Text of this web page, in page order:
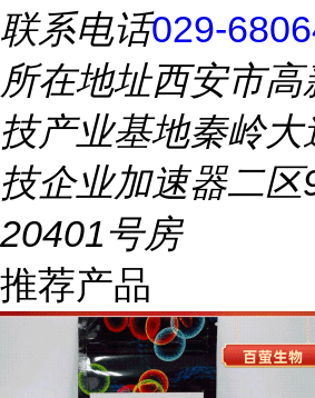
联系电话029-
所在地址西安市高
技产业基地秦岭
技企业加速器二区
20401号房
推荐产品